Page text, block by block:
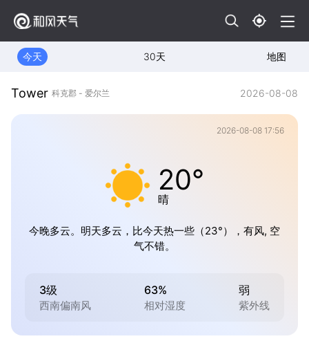
今天 30天 地图
Tower 科克郡 - 爱尔兰 2026-08-08
2026-08-08 17:56
20°
晴
今晚多云。明天多云，比今天热一些（23°），有风, 空
气不错。
3级
西南偏南风
63%
相对湿度
弱
紫外线